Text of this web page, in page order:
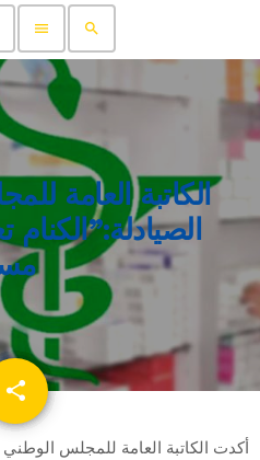
search
menu
الكاتبة العامة
share
email
أكدت الكاتبة العامة للمجلس الوطني